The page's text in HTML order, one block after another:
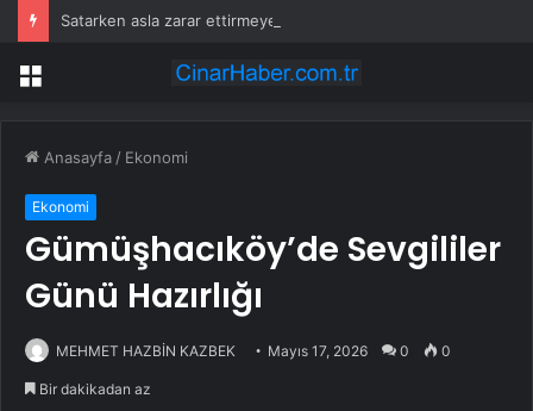
Satarken asla zarar ettirmeyen ikinci el araçlar
Menü
Anasayfa / Ekonomi
Ekonomi
Gümüşhacıköy’de Sevgililer
Günü Hazırlığı
MEHMET HAZBİN KAZBEK Mayıs 17, 2026 0 0
Bir dakikadan az